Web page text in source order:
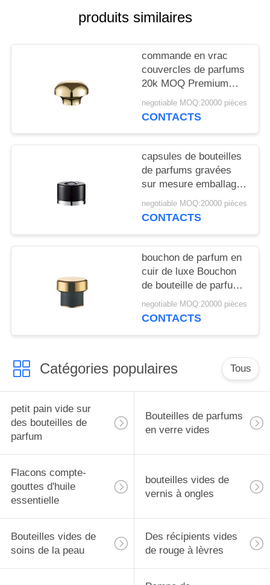
NOUVELLES
UN
SITE
PRIVACY
POLICY
produits similaires
commande en vrac
couvercles de parfums
20k MOQ Premium
Parfums Cap OEM
fabricant d'accessoires
negotiable MOQ:20000 pièces
CONTACTS
capsules de bouteilles
de parfums gravées
sur mesure emballage
de parfums de luxe
negotiable MOQ:20000 pièces
CONTACTS
bouchon de parfum en
cuir de luxe Bouchon
de bouteille de parfum
en cuir authentique
OEM Comment
negotiable MOQ:20000 pièces
CONTACTS
Catégories populaires Tous
petit pain vide sur
des bouteilles de
parfum
Bouteilles de parfums
en verre vides
Flacons compte-
gouttes d'huile
essentielle
bouteilles vides de
vernis à ongles
Bouteilles vides de
soins de la peau
Des récipients vides
de rouge à lèvres